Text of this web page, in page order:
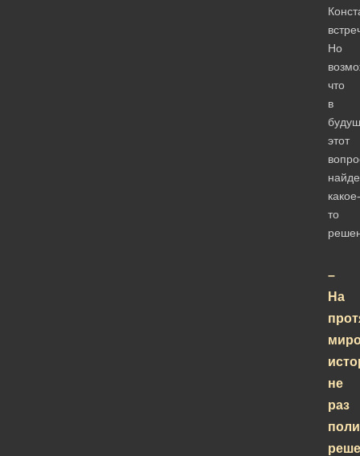
Но
что
в
этот
какое-
то
–
На
не
раз